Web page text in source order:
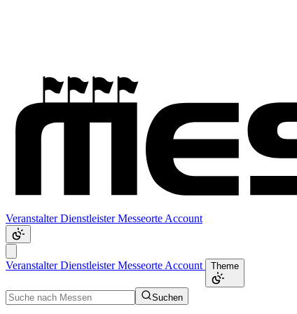
VeranstalterDienstleisterMesseorte Account
VeranstalterDienstleisterMesseorte Account Theme
Suchen